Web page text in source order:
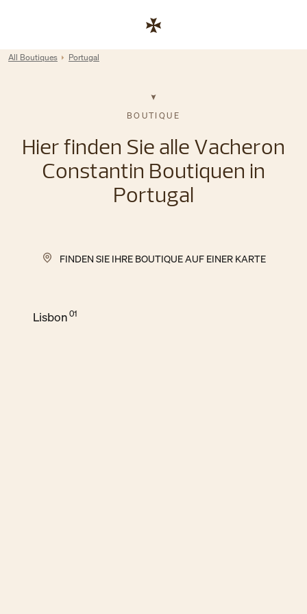
Link zur Unternehmenswebsite
Return to Nav
All Boutiques Portugal
BOUTIQUE
Hier finden Sie alle Vacheron
Constantin Boutiquen in
Portugal
FINDEN SIE IHRE BOUTIQUE AUF EINER KARTE
Lisbon